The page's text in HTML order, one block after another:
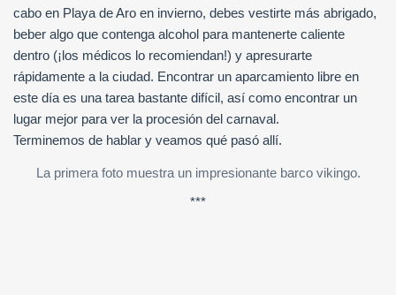
cabo en Playa de Aro en invierno, debes vestirte más abrigado,
beber algo que contenga alcohol para mantenerte caliente
dentro (¡los médicos lo recomiendan!) y apresurarte
rápidamente a la ciudad. Encontrar un aparcamiento libre en
este día es una tarea bastante difícil, así como encontrar un
lugar mejor para ver la procesión del carnaval.
Terminemos de hablar y veamos qué pasó allí.
La primera foto muestra un impresionante barco vikingo.
***